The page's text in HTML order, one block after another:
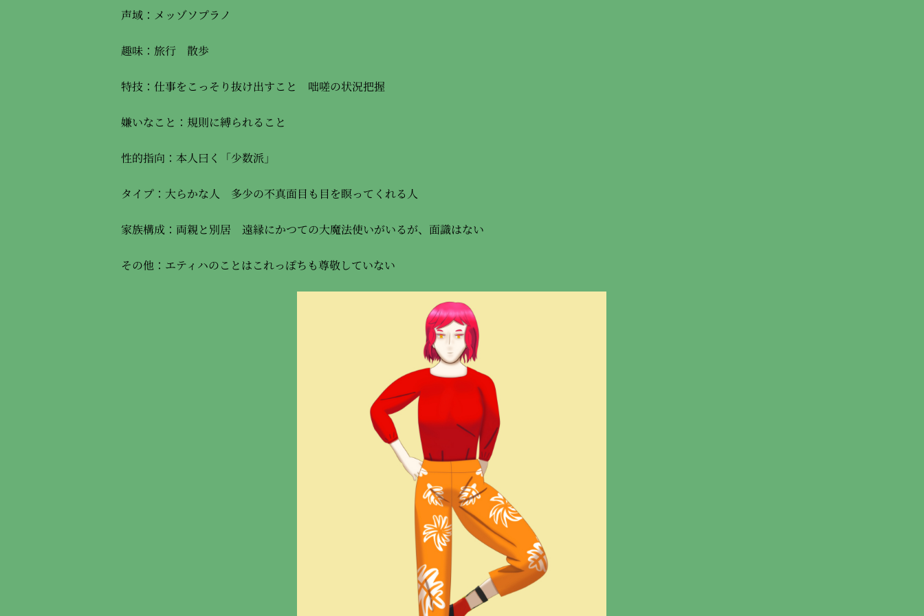
声域：メッゾソプラノ
趣味：旅行 散歩
特技：仕事をこっそり抜け出すこと 咄嗟の状況把握
嫌いなこと：規則に縛られること
性的指向：本人曰く「少数派」
タイプ：大らかな人 多少の不真面目も目を瞑ってくれる人
家族構成：両親と別居 遠縁にかつての大魔法使いがいるが、面識はない
その他：エティハのことはこれっぽちも尊敬していない